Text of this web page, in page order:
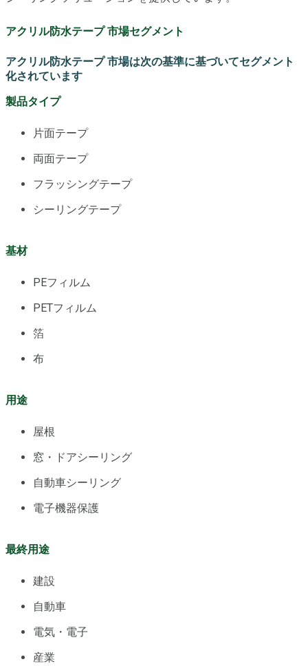
アクリル防水テープ 市場セグメント
アクリル防水テープ 市場は次の基準に基づいてセグメント
化されています
製品タイプ
片面テープ
両面テープ
フラッシングテープ
シーリングテープ
基材
PEフィルム
PETフィルム
箔
布
用途
屋根
窓・ドアシーリング
自動車シーリング
電子機器保護
最終用途
建設
自動車
電気・電子
産業